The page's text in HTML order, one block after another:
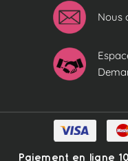
Nous
Paiement en ligne